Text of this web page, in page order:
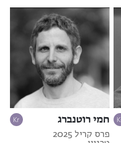
חמי רוטנברג
פרס קריל 2025